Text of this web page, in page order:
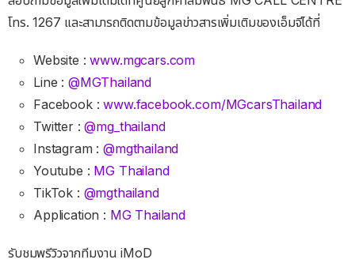
โทร. 1267 และสามารถติดตามข้อมูลข่าวสารเพิ่มเติมของเอ็มจีได้ที่
Website :www.mgcars.com
Line : @MGThailand
Facebook :www.facebook.com/MGcarsThailand
Twitter :@mg_thailand
Instagram :@mgthailand
Youtube : MG Thailand
TikTok : @mgthailand
Application : MG Thailand
รับชมพรีวิวจากทีมงาน iMoD